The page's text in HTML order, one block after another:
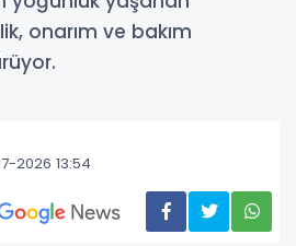
onarım ve bakım
2026 13:54